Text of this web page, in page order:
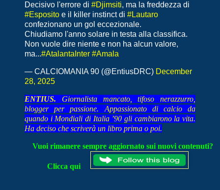
Decisivo l'errore di #Djimsiti, ma la freddezza di
#Esposito e il killer instinct di #Lautaro
confezionano un gol eccezionale.
Chiudiamo l'anno solare in testa alla classifica.
Non vuole dire niente e non ha alcun valore,
ma...#AtalantaInter #Amala
— CALCIOMANIA 90 (@EntiusDRC) December
28, 2025
ENTIUS. Giornalista mancato, tifoso nerazzurro,
blogger per passione. Appassionato di calcio da
quando i Mondiali di Italia ’90 gli cambiarono la vita.
Ha deciso che scriverà un libro prima o poi.
Vuoi rimanere sempre aggiornato sui nuovi contenuti?
Clicca qui